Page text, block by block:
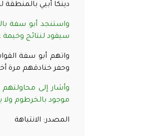
دينكا أبيي بالمنطقة لطردهم منها
واستنجد أبو سفة
سيقود لنتائج وخيمة
واتهم أبو سفة
وحفر خنادقهم مرة
وأشار إلى محاولتهم
موجود بالخرطوم
المصدر: الانتباهة